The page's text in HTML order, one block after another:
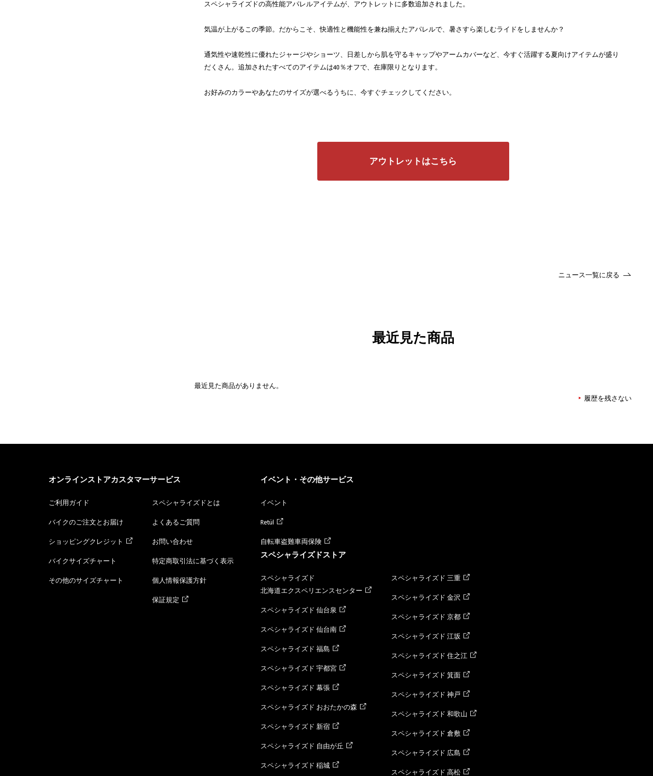
スペシャライズドの高性能アパレルアイテムが、アウトレットに多数追加されました。
気温が上がるこの季節。だからこそ、快適性と機能性を兼ね揃えたアパレルで、暑さすら楽しむライドをしませんか？
通気性や速乾性に優れたジャージやショーツ、日差しから肌を守るキャップやアームカバーなど、今すぐ活躍する夏向けアイテムが盛り
だくさん。追加されたすべてのアイテムは40％オフで、在庫限りとなります。
お好みのカラーやあなたのサイズが選べるうちに、今すぐチェックしてください。
アウトレットはこちら
ニュース一覧に戻る
最近見た商品
最近見た商品がありません。
履歴を残さない
オンラインストアカスタマーサービス
ご利用ガイド
バイクのご注文とお届け
ショッピングクレジット
バイクサイズチャート
その他のサイズチャート
スペシャライズドとは
よくあるご質問
お問い合わせ
特定商取引法に基づく表示
個人情報保護方針
保証規定
イベント・その他サービス
イベント
Retül
自転車盗難車両保険
スペシャライズドストア
スペシャライズド
北海道エクスペリエンスセンター
スペシャライズド 仙台泉
スペシャライズド 仙台南
スペシャライズド 福島
スペシャライズド 宇都宮
スペシャライズド 幕張
スペシャライズド おおたかの森
スペシャライズド 新宿
スペシャライズド 自由が丘
スペシャライズド 稲城
スペシャライズド 三重
スペシャライズド 金沢
スペシャライズド 京都
スペシャライズド 江坂
スペシャライズド 住之江
スペシャライズド 箕面
スペシャライズド 神戸
スペシャライズド 和歌山
スペシャライズド 倉敷
スペシャライズド 広島
スペシャライズド 高松